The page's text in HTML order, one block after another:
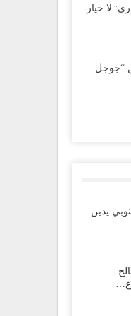
لا خيار
“جوجل
يدين